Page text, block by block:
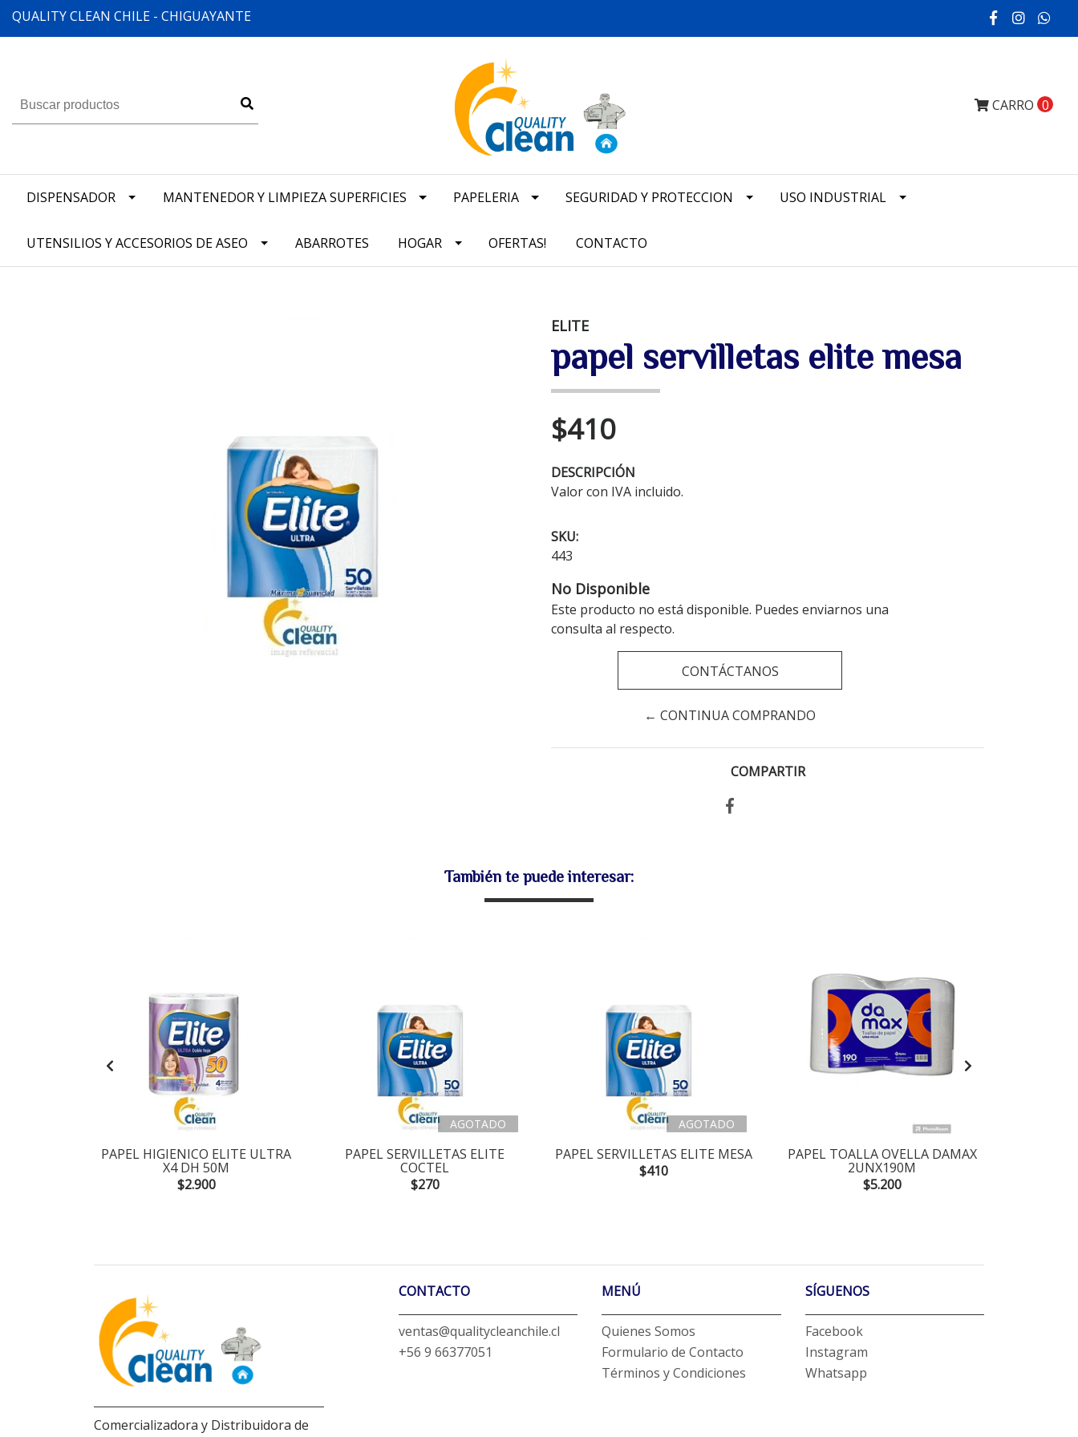
QUALITY CLEAN CHILE - CHIGUAYANTE
CARRO 0
DISPENSADOR MANTENEDOR Y LIMPIEZA SUPERFICIES PAPELERIA SEGURIDAD Y PROTECCION USO INDUSTRIAL
UTENSILIOS Y ACCESORIOS DE ASEO ABARROTES HOGAR OFERTAS! CONTACTO
ELITE
papel servilletas elite mesa
$410
DESCRIPCIÓN
Valor con IVA incluido.
SKU:
443
No Disponible
Este producto no está disponible. Puedes enviarnos una
consulta al respecto.
CONTÁCTANOS
← CONTINUA COMPRANDO
COMPARTIR
También te puede interesar:
PAPEL HIGIENICO ELITE ULTRA
X4 DH 50M
$2.900
AGOTADO
PAPEL SERVILLETAS ELITE
COCTEL
$270
AGOTADO
PAPEL SERVILLETAS ELITE MESA
$410
PAPEL TOALLA OVELLA DAMAX
2UNX190M
$5.200
Comercializadora y Distribuidora de
CONTACTO
ventas@qualitycleanchile.cl
+56 9 66377051
MENÚ
Quienes Somos
Formulario de Contacto
Términos y Condiciones
SÍGUENOS
Facebook
Instagram
Whatsapp